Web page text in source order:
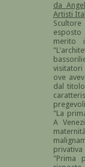
da
Artisti
merito
visitatori
ove
dal
"La
A
"Prima